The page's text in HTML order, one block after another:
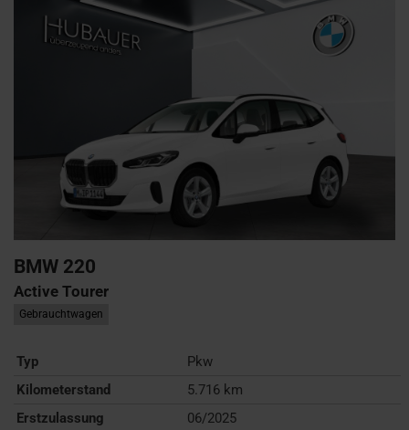
BMW 220
Active Tourer
Gebrauchtwagen
Typ
Pkw
Kilometerstand
5.716 km
Erstzulassung
06/2025